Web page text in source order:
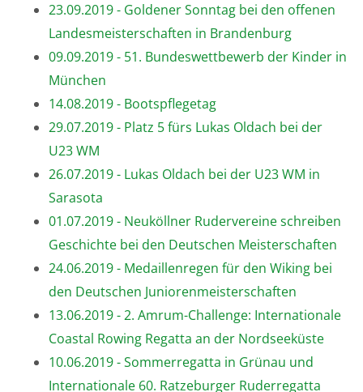
23.09.2019 - Goldener Sonntag bei den offenen
Landesmeisterschaften in Brandenburg
09.09.2019 - 51. Bundeswettbewerb der Kinder in
München
14.08.2019 - Bootspflegetag
29.07.2019 - Platz 5 fürs Lukas Oldach bei der
U23 WM
26.07.2019 - Lukas Oldach bei der U23 WM in
Sarasota
01.07.2019 - Neuköllner Rudervereine schreiben
Geschichte bei den Deutschen Meisterschaften
24.06.2019 - Medaillenregen für den Wiking bei
den Deutschen Juniorenmeisterschaften
13.06.2019 - 2. Amrum-Challenge: Internationale
Coastal Rowing Regatta an der Nordseeküste
10.06.2019 - Sommerregatta in Grünau und
Internationale 60. Ratzeburger Ruderregatta